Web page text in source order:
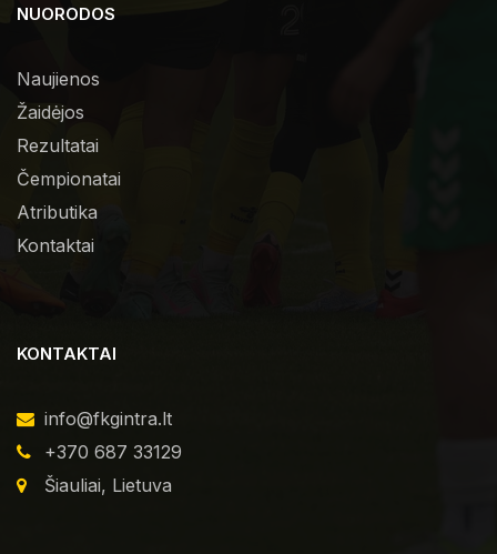
NUORODOS
Naujienos
Žaidėjos
Rezultatai
Čempionatai
Atributika
Kontaktai
KONTAKTAI
info@fkgintra.lt
+370 687 33129
Šiauliai, Lietuva